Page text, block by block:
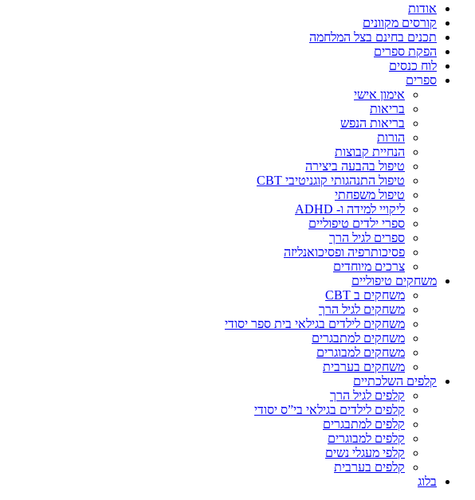
אודות
קורסים מקוונים
תכנים בחינם בצל המלחמה
הפקת ספרים
לוח כנסים
ספרים
אימון אישי
בריאות
בריאות הנפש
הורות
הנחיית קבוצות
טיפול בהבעה ביצירה
טיפול התנהגותי קוגניטיבי CBT
טיפול משפחתי
ליקויי למידה ו- ADHD
ספרי ילדים טיפוליים
ספרים לגיל הרך
פסיכותרפיה ופסיכואנליזה
צרכים מיוחדים
משחקים טיפוליים
משחקים ב CBT
משחקים לגיל הרך
משחקים לילדים בגילאי בית ספר יסודי
משחקים למתבגרים
משחקים למבוגרים
משחקים בערבית
קלפים השלכתיים
קלפים לגיל הרך
קלפים לילדים בגילאי בי”ס יסודי
קלפים למתבגרים
קלפים למבוגרים
קלפי מעגלי נשים
קלפים בערבית
בלוג